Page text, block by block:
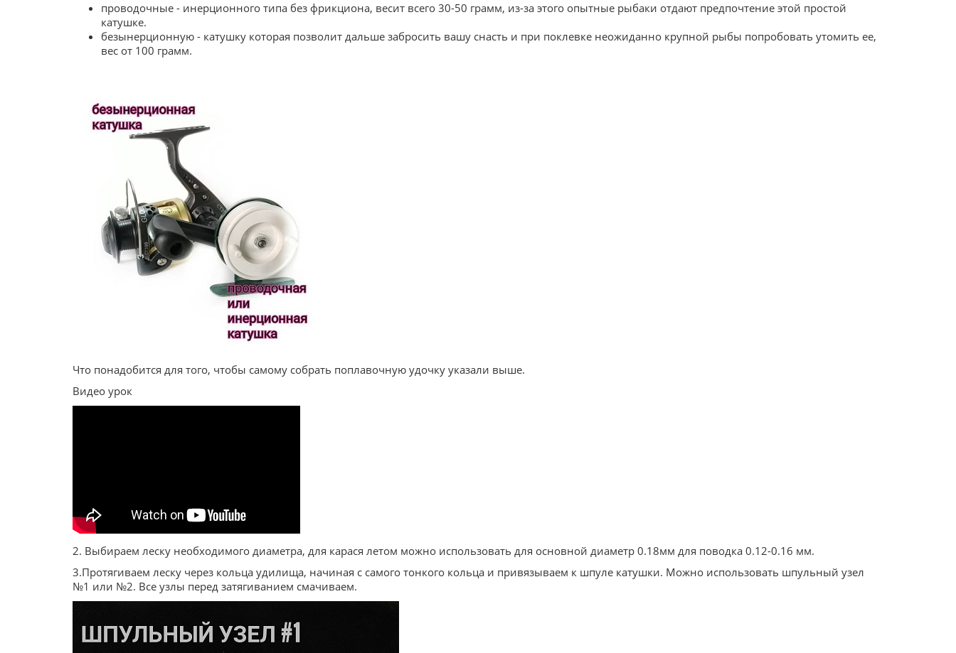
проводочные - инерционного типа без фрикциона, весит всего 30-50 грамм, из-за этого опытные рыбаки отдают предпочтение этой простой
катушке.
безынерционную - катушку которая позволит дальше забросить вашу снасть и при поклевке неожиданно крупной рыбы попробовать утомить ее,
вес от 100 грамм.
Что понадобится для того, чтобы самому собрать поплавочную удочку указали выше.
Видео урок
2. Выбираем леску необходимого диаметра, для карася летом можно использовать для основной диаметр 0.18мм для поводка 0.12-0.16 мм.
3.Протягиваем леску через кольца удилища, начиная с самого тонкого кольца и привязываем к шпуле катушки. Можно использовать шпульный узел
№1 или №2. Все узлы перед затягиванием смачиваем.